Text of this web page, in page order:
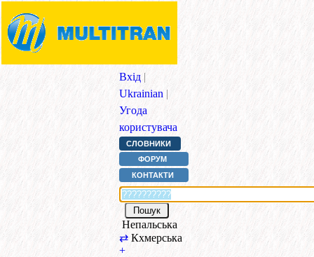
Вхід |
Ukrainian |
Угода
користувача
СЛОВНИКИ
ФОРУМ
КОНТАКТИ
Непальська
⇄ Кхмерська
+